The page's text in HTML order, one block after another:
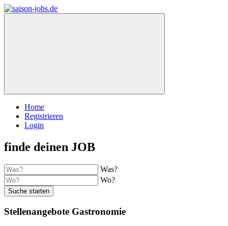
Home
Registrieren
Login
finde deinen JOB
Was?
Wo?
Suche starten
Stellenangebote Gastronomie